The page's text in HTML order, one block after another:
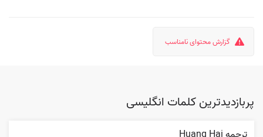
گزارش محتوای نامناسب
پربازدیدترین کلمات انگلیسی